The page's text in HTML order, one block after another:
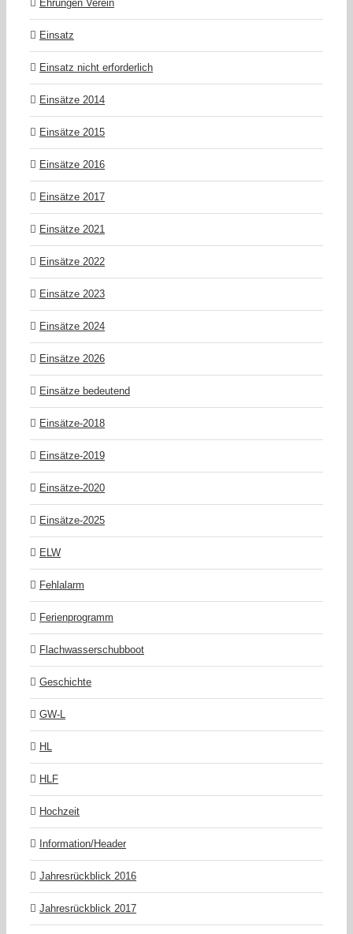
Ehrungen Verein
Einsatz
Einsatz nicht erforderlich
Einsätze 2014
Einsätze 2015
Einsätze 2016
Einsätze 2017
Einsätze 2021
Einsätze 2022
Einsätze 2023
Einsätze 2024
Einsätze 2026
Einsätze bedeutend
Einsätze-2018
Einsätze-2019
Einsätze-2020
Einsätze-2025
ELW
Fehlalarm
Ferienprogramm
Flachwasserschubboot
Geschichte
GW-L
HL
HLF
Hochzeit
Information/Header
Jahresrückblick 2016
Jahresrückblick 2017